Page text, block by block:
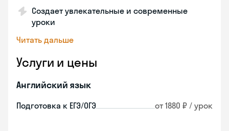
Создает увлекательные и современные
уроки
Читать дальше
Услуги и цены
Английский язык
Подготовка к ЕГЭ/ОГЭ от 1880 ₽ / урок